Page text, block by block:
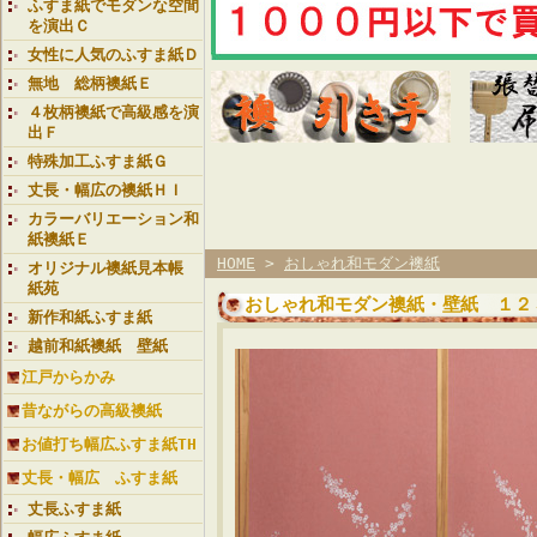
ふすま紙でモダンな空間
を演出Ｃ
女性に人気のふすま紙Ｄ
無地 総柄襖紙Ｅ
４枚柄襖紙で高級感を演
出Ｆ
特殊加工ふすま紙Ｇ
丈長・幅広の襖紙ＨＩ
カラーバリエーション和
紙襖紙Ｅ
オリジナル襖紙見本帳
紙苑
新作和紙ふすま紙
越前和紙襖紙 壁紙
江戸からかみ
昔ながらの高級襖紙
お値打ち幅広ふすま紙TH
丈長・幅広 ふすま紙
丈長ふすま紙
HOME > おしゃれ和モダン襖紙
おしゃれ和モダン襖紙・壁紙 １２